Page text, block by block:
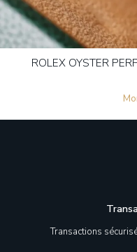
ROLEX OYSTER
Transactions